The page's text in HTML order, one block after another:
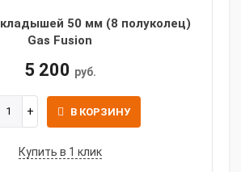
50 мм (8 полуколец)
Gas Fusion
5 200 руб.
В КОРЗИНУ
Купить в 1 клик